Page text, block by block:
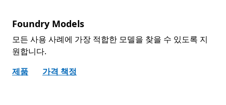
Foundry Models
모든 사용 사례에 가장 적합한 모델을 찾을 수 있도록 지
원합니다.
제품
가격 책정